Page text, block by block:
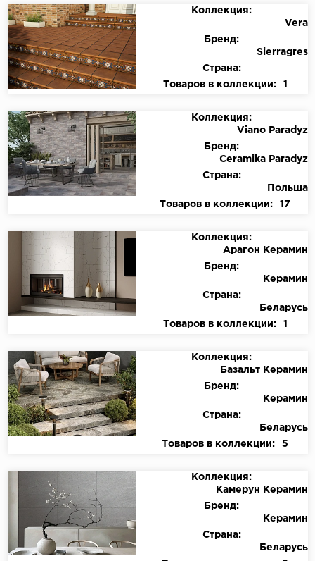
Коллекция:
Vera
Бренд:
Sierragres
Страна:
Товаров в коллекции:
1
Коллекция:
Viano Paradyz
Бренд:
Ceramika Paradyz
Страна:
Польша
Товаров в коллекции:
17
Коллекция:
Арагон Керамин
Бренд:
Керамин
Страна:
Беларусь
Товаров в коллекции:
1
Коллекция:
Базальт Керамин
Бренд:
Керамин
Страна:
Беларусь
Товаров в коллекции:
5
Коллекция:
Камерун Керамин
Бренд:
Керамин
Страна:
Беларусь